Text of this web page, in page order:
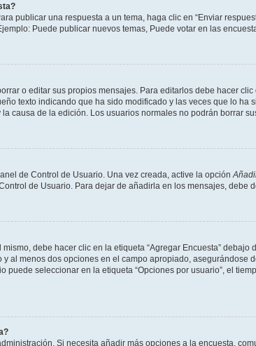
publicar una respuesta a un tema, haga clic en “Enviar
Puede publicar nuevos temas, Puede votar en las
o editar sus propios mensajes. Para editarlos debe hacer clic
texto indicando que ha sido modificado y las veces que lo
causa de la edición. Los usuarios normales no podrán borrar
de Control de Usuario. Una vez creada, active la opción
de Usuario. Para dejar de añadirla en los mensajes, debe
debe hacer clic en la etiqueta “Agregar Encuesta”
al menos dos opciones en el campo apropiado,
seleccionar en la etiqueta “Opciones por usuario”, el
Si necesita añadir más opciones a la encuesta,